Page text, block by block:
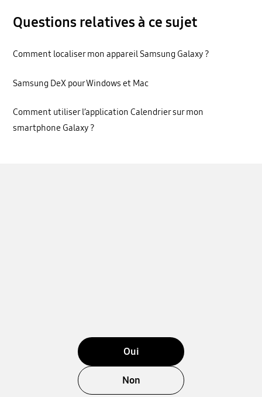
Questions relatives à ce sujet
Comment localiser mon appareil Samsung Galaxy ?
Samsung DeX pour Windows et Mac
Comment utiliser l’application Calendrier sur mon
smartphone Galaxy ?
Oui
Non